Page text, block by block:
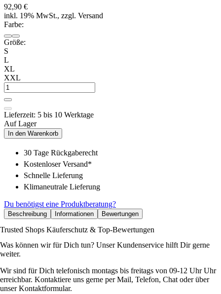
92,90 €
inkl. 19% MwSt., zzgl. Versand
Farbe:
Größe:
S
L
XL
XXL
Lieferzeit: 5 bis 10 Werktage
Auf Lager
In den Warenkorb
30 Tage Rückgaberecht
Kostenloser Versand*
Schnelle Lieferung
Klimaneutrale Lieferung
Du benötigst eine Produktberatung?
Beschreibung Informationen Bewertungen
Trusted Shops Käuferschutz & Top-Bewertungen
Was können wir für Dich tun? Unser Kundenservice hilft Dir gerne
weiter.
Wir sind für Dich telefonisch montags bis freitags von 09-12 Uhr Uhr
erreichbar. Kontaktiere uns gerne per Mail, Telefon, Chat oder über
unser Kontaktformular.